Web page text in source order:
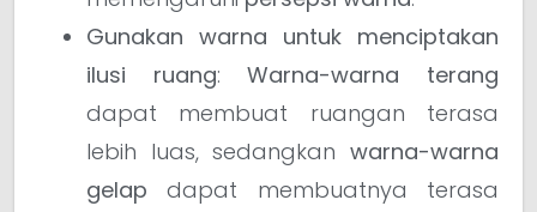
Gunakan warna untuk menciptakan
ilusi ruang:Warna-warna terang
dapat membuat ruangan terasa
lebih luas, sedangkan warna-warna
gelap dapat membuatnya terasa